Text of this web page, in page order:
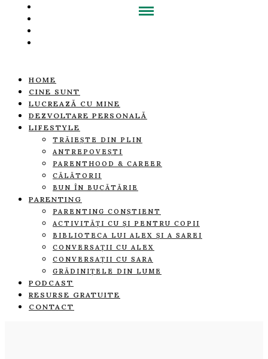
HOME
CINE SUNT
LUCREAZĂ CU MINE
DEZVOLTARE PERSONALĂ
LIFESTYLE
TRĂIEȘTE DIN PLIN
ANTREPOVEȘTI
PARENTHOOD & CAREER
CĂLĂTORII
BUN ÎN BUCĂTĂRIE
PARENTING
PARENTING CONȘTIENT
ACTIVITĂȚI CU ȘI PENTRU COPII
BIBLIOTECA LUI ALEX ȘI A SAREI
CONVERSAȚII CU ALEX
CONVERSAȚII CU SARA
GRĂDINIȚELE DIN LUME
PODCAST
RESURSE GRATUITE
CONTACT